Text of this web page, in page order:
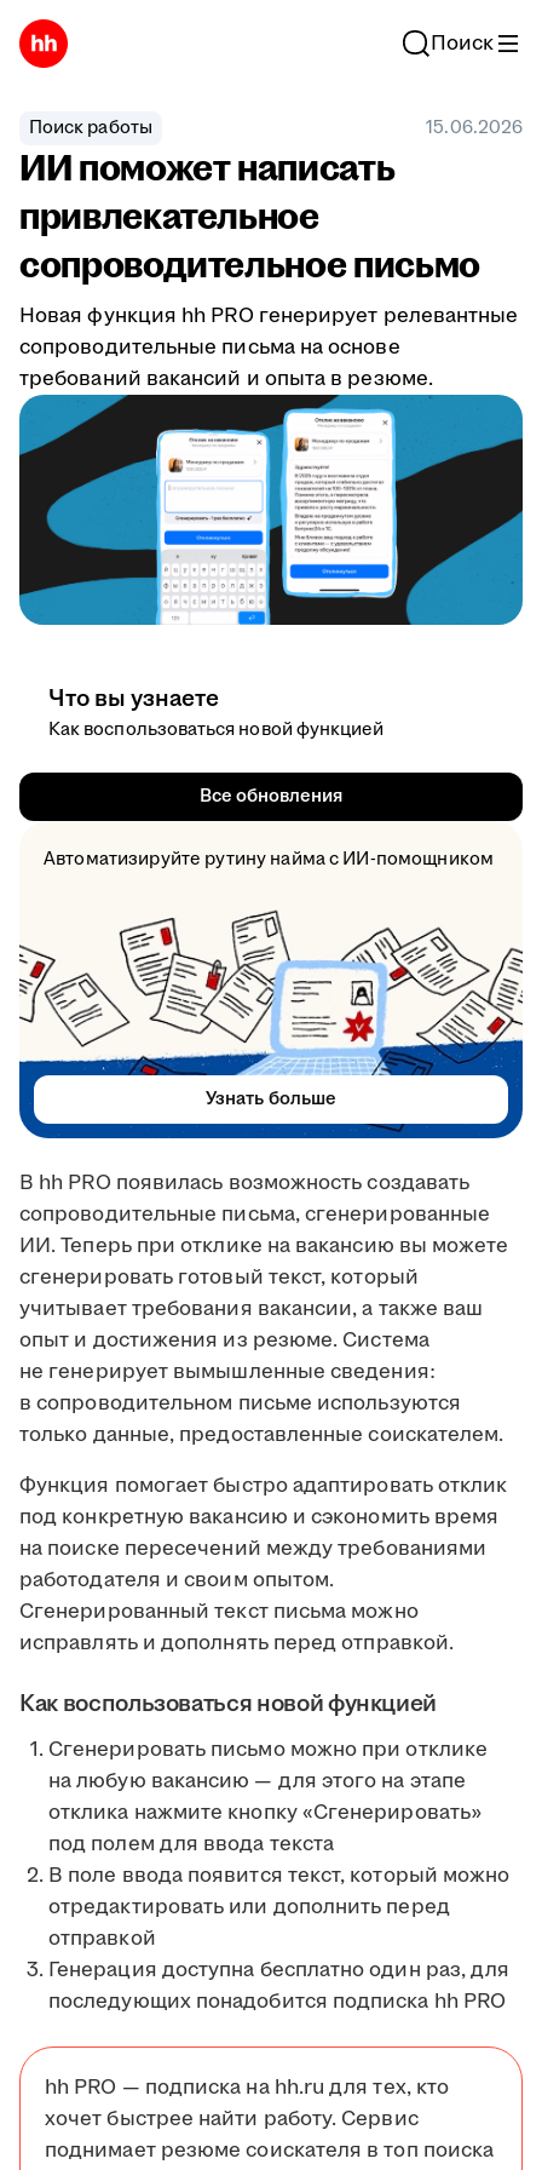
Поиск
Поиск работы 15.06.2026
ИИ поможет написать
привлекательное
сопроводительное письмо
Новая функция hh PRO генерирует релевантные
сопроводительные письма на основе
требований вакансий и опыта в резюме.
В hh PRO появилась возможность создавать
сопроводительные письма, сгенерированные
ИИ. Теперь при отклике на вакансию вы можете
сгенерировать готовый текст, который
учитывает требования вакансии, а также ваш
опыт и достижения из резюме. Система
не генерирует вымышленные сведения:
в сопроводительном письме используются
только данные, предоставленные соискателем.
Функция помогает быстро адаптировать отклик
под конкретную вакансию и сэкономить время
на поиске пересечений между требованиями
работодателя и своим опытом.
Сгенерированный текст письма можно
исправлять и дополнять перед отправкой.
Как воспользоваться новой функцией
Сгенерировать письмо можно при отклике
на любую вакансию — для этого на этапе
отклика нажмите кнопку «Сгенерировать»
под полем для ввода текста
В поле ввода появится текст, который можно
отредактировать или дополнить перед
отправкой
Генерация доступна бесплатно один раз, для
последующих понадобится подписка hh PRO
hh PRO — подписка на hh.ru для тех, кто
хочет быстрее найти работу. Сервис
поднимает резюме соискателя в топ поиска
Что вы узнаете
Как воспользоваться новой функцией
Все обновления
Автоматизируйте рутину найма с ИИ-помощником
Узнать больше